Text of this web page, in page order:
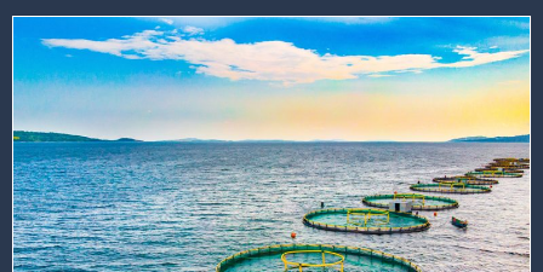
over
deze
vacature
CFO